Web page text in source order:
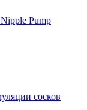
Pump